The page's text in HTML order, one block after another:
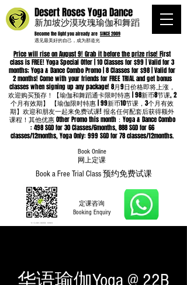
Price will rise on August 9! Grab it before the prize rise! First
class is FREE! Yoga Special Offer | 10 Classes for $99 | Valid for 3
months; Yoga & Dance Combo Promo | 8 Classes for $98 | Valid for
2 months! Come with your friends for FREE TRIAL and get bonus
classes when signing up any package! 8月9日价格即将上涨，
欢迎购买预存！【瑜伽和舞蹈通卡限时特惠 | 98新币8节课, 2
个月有效期】 【瑜伽限时特惠 | 99新币10节课，3个月有效
期】欢迎和朋友一起来免费试课! 报名任何配套后获得额外
课程！其他优惠 Other Promo this month：Yoga & Dance Combo
: 498 SGD for 30 Classes/6months, 888 SGD for 66
classes/12months, Yoga Only: 999 SGD for 78 classes/12months.
Become the light you already are SINCE 2009
遇见最美好的自己，成为那道光
Desert Roses Yoga Dance
新加坡沙漠玫瑰瑜伽和舞蹈
Book a Free Trial Class 预约免费试课
定课咨询
Booking Enquiry
Book Online
​网上定课
华语瑜伽Yoga @ 22B